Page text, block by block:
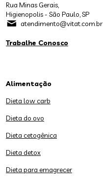
Rua Minas Gerais,
Higienopolis - São Paulo, SP
atendimento@vitat.com.br
Trabalhe Conosco
Alimentação
Dieta low carb
Dieta do ovo
Dieta cetogênica
Dieta detox
Dieta para emagrecer